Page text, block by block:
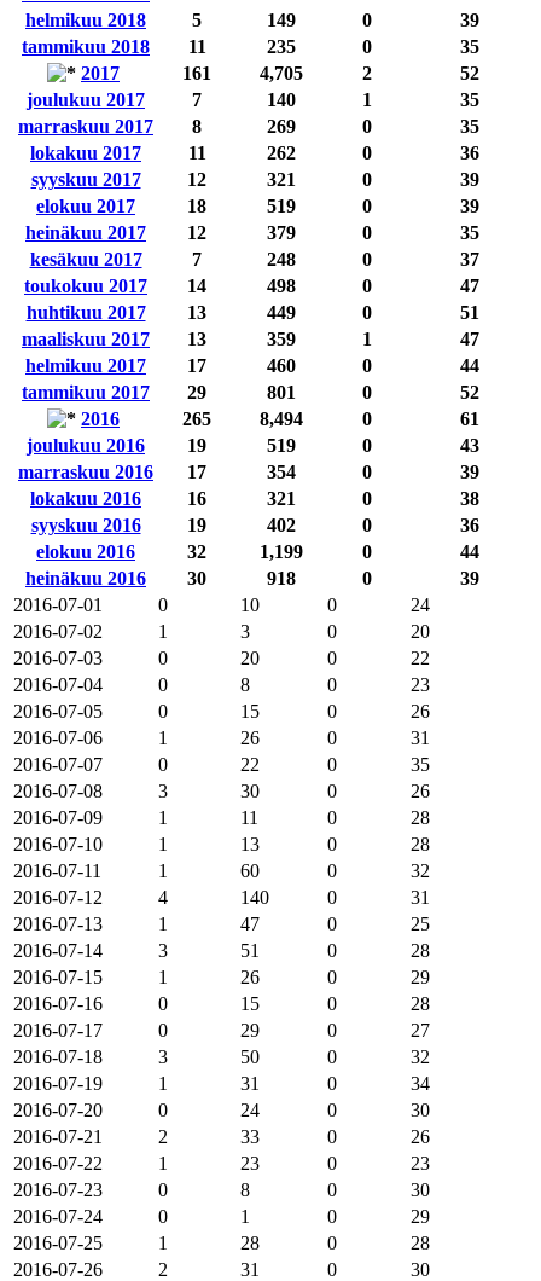
helmikuu 2018
5 149 0
39
tammikuu 2018
11 235 0
35
2017
161 4,705 2
52
joulukuu 2017
7 140 1
35
marraskuu 2017
8 269 0
35
lokakuu 2017
11 262 0
36
syyskuu 2017
12 321 0
39
elokuu 2017
18 519 0
39
heinäkuu 2017
12 379 0
35
kesäkuu 2017
7 248 0
37
toukokuu 2017
14 498 0
47
huhtikuu 2017
13 449 0
51
maaliskuu 2017
13 359 1
47
helmikuu 2017
17 460 0
44
tammikuu 2017
29 801 0
52
2016
265 8,494 0
61
joulukuu 2016
19 519 0
43
marraskuu 2016
17 354 0
39
lokakuu 2016
16 321 0
38
syyskuu 2016
19 402 0
36
elokuu 2016
32 1,199 0
44
heinäkuu 2016
30 918 0
39
2016-07-01
0 10 0
24
2016-07-02
1 3 0
20
2016-07-03
0 20 0
22
2016-07-04
0 8 0
23
2016-07-05
0 15 0
26
2016-07-06
1 26 0
31
2016-07-07
0 22 0
35
2016-07-08
3 30 0
26
2016-07-09
1 11 0
28
2016-07-10
1 13 0
28
2016-07-11
1 60 0
32
2016-07-12
4 140 0
31
2016-07-13
1 47 0
25
2016-07-14
3 51 0
28
2016-07-15
1 26 0
29
2016-07-16
0 15 0
28
2016-07-17
0 29 0
27
2016-07-18
3 50 0
32
2016-07-19
1 31 0
34
2016-07-20
0 24 0
30
2016-07-21
2 33 0
26
2016-07-22
1 23 0
23
2016-07-23
0 8 0
30
2016-07-24
0 1 0
29
2016-07-25
1 28 0
28
2016-07-26
2 31 0
30